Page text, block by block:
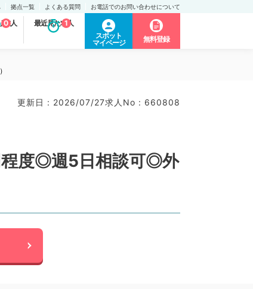
拠点一覧 よくある質問 お電話でのお問い合わせについて
求人
0 最近見た求人
1
スポット
マイページ
無料登録
更新日 : 2026/07/27求人No : 660808
程度◎週5日相談可◎外